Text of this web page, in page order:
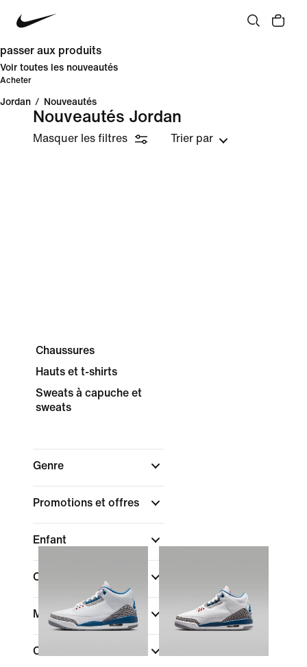
passer aux produits
Voir toutes les nouveautés
Acheter
Jordan / Nouveautés
Nouveautés Jordan
Masquer les filtres Trier par
Chaussures
Hauts et t-shirts
Sweats à capuche et
sweats
Genre
Promotions et offres
Enfant
Couleur
Marque(1)
Collections